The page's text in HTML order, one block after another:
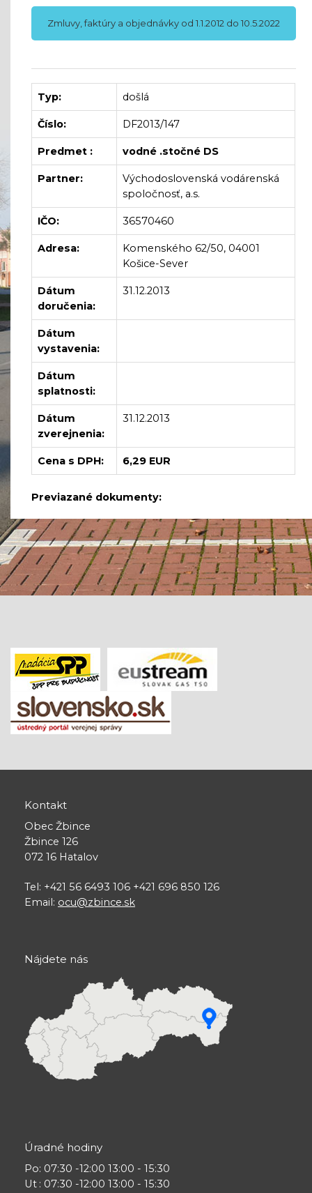
Zmluvy, faktúry a objednávky od 1.1.2012 do 10.5.2022
Typ: došlá
Číslo: DF2013/147
Predmet : vodné .stočné DS
Partner:
Východoslovenská vodárenská
spoločnosť, a.s.
IČO: 36570460
Adresa:
Komenského 62/50, 04001
Košice-Sever
Dátum
doručenia:
31.12.2013
Dátum
vystavenia:
Dátum
splatnosti:
Dátum
zverejnenia:
31.12.2013
Cena s DPH: 6,29 EUR
Previazané dokumenty:
Kontakt
Obec Žbince
Žbince 126
072 16 Hatalov
Tel: +421 56 6493 106 +421 696 850 126
Email: ocu@zbince.sk
Nájdete nás
Úradné hodiny
Po
Ut
: 07:30 -12:00 13:00 - 15:30
: 07:30 -12:00 13:00 - 15:30